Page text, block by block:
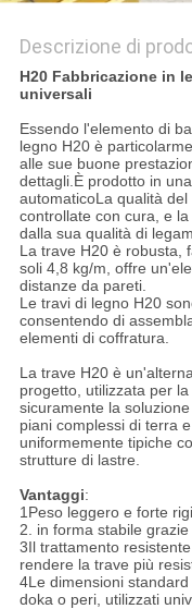
Descrizione di
H20 Fabbricazione in
universali
Essendo l'elemento di
legno H20 è
alle sue buone
dettagli.È prodotto in
automaticoLa qualità
controllate con cura, e
dalla sua qualità di
La trave H20 è robusta,
soli 4,8 kg/m, offre
distanze da pareti.
Le travi di legno H20
consentendo di
elementi di coffratura.
La trave H20 è
progetto, utilizzata per
sicuramente la
piani complessi di terra
uniformemente tipiche
strutture di lastre.
Vantaggi:
1Peso leggero e forte
2. in forma stabile
3Il trattamento
rendere la trave più
4Le dimensioni
doka o peri, utilizzati